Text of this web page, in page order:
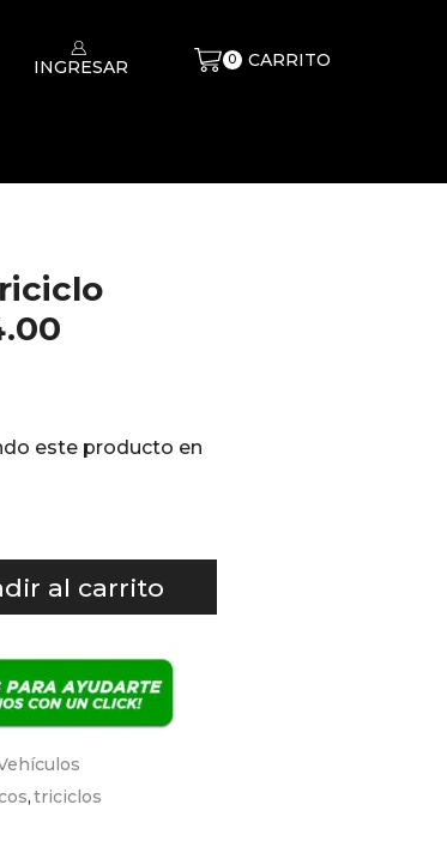
INGRESAR 0 CARRITO
este producto en
al carrito
,triciclos